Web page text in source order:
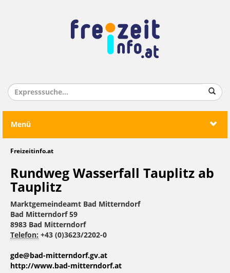
Menü
Freizeitinfo.at
Rundweg Wasserfall Tauplitz ab
Tauplitz
Marktgemeindeamt Bad Mitterndorf
Bad Mitterndorf 59
8983 Bad Mitterndorf
Telefon: +43 (0)3623/2202-0
gde@bad-mitterndorf.gv.at
http://www.bad-mitterndorf.at